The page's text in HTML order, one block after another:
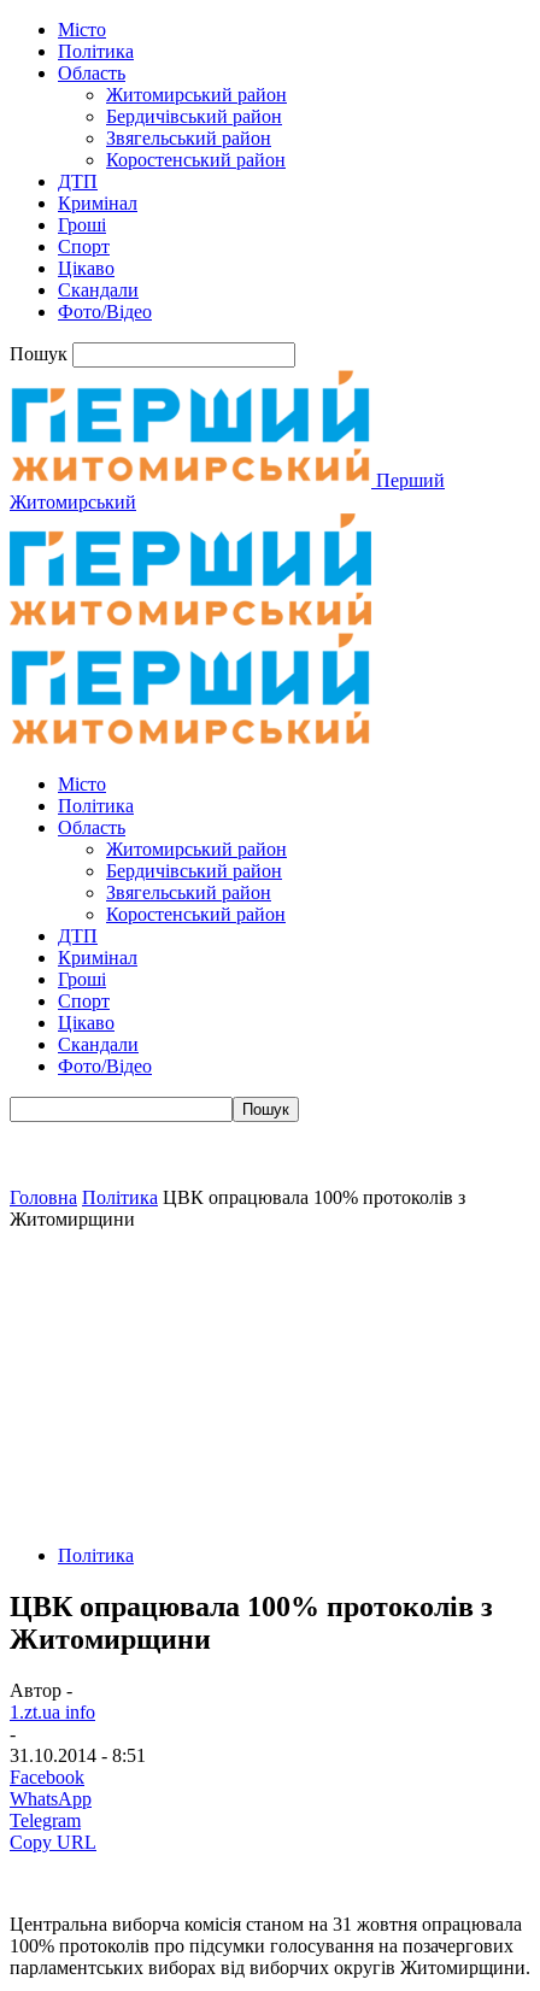
Місто
Політика
Область
Житомирський район
Бердичівський район
Звягельський район
Коростенський район
ДТП
Кримінал
Гроші
Спорт
Цікаво
Скандали
Фото/Відео
Пошук
Перший
Житомирський
Місто
Політика
Область
Житомирський район
Бердичівський район
Звягельський район
Коростенський район
ДТП
Кримінал
Гроші
Спорт
Цікаво
Скандали
Фото/Відео
Головна Політика ЦВК опрацювала 100% протоколів з
Житомирщини
Політика
ЦВК опрацювала 100% протоколів з
Житомирщини
Автор -
1.zt.ua info
-
31.10.2014 - 8:51
Facebook
WhatsApp
Telegram
Copy URL
Центральна виборча комісія станом на 31 жовтня опрацювала
100% протоколів про підсумки голосування на позачергових
парламентських виборах від виборчих округів Житомирщини.